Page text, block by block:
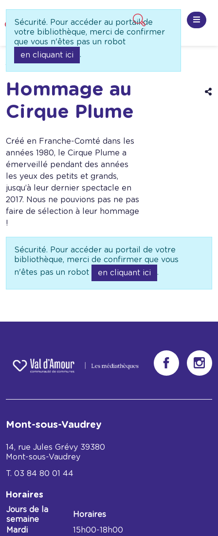
Sécurité. Pour accéder au portail de
votre bibliothèque, merci de confirmer
que vous n'êtes pas un robot
en cliquant ici
.
Accueil Besoin d'idée
Hommage au
Cirque Plume
Créé en Franche-Comté dans les
années 1980, le Cirque Plume a
émerveillé pendant des années
les yeux des petits et grands,
jusqu’à leur dernier spectacle en
2017. Nous ne pouvions pas ne pas
faire de sélection à leur hommage
!
Sécurité. Pour accéder au portail de votre
bibliothèque, merci de confirmer que vous
n'êtes pas un robot
en cliquant ici .
Mont-sous-Vaudrey
14, rue Jules Grévy 39380
Mont-sous-Vaudrey
03 84 80 01 44
Horaires
Horaires
Jours de la
semaine
Horaires
Mardi
15h00-18h00